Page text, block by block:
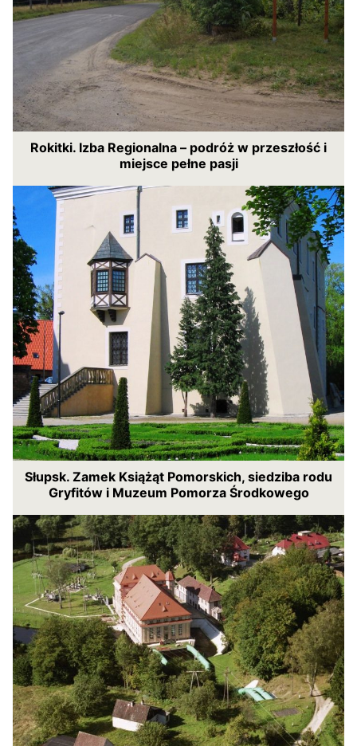
Rokitki. Izba Regionalna – podróż w przeszłość i
miejsce pełne pasji
Słupsk. Zamek Książąt Pomorskich, siedziba rodu
Gryfitów i Muzeum Pomorza Środkowego